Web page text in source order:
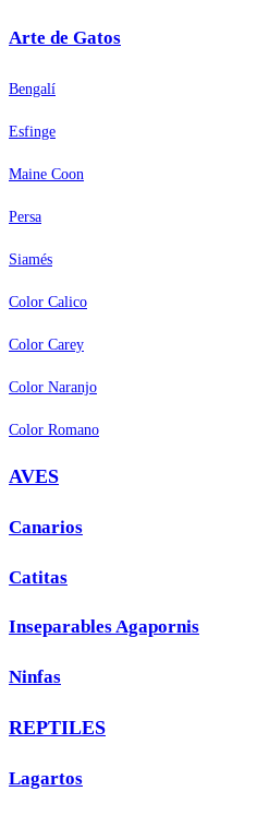
Arte de Gatos
Bengalí
Esfinge
Maine Coon
Persa
Siamés
Color Calico
Color Carey
Color Naranjo
Color Romano
AVES
Canarios
Catitas
Inseparables Agapornis
Ninfas
REPTILES
Lagartos